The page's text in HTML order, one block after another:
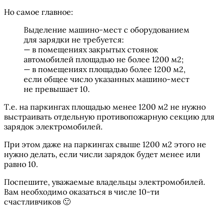
Но самое главное:
Выделение машино-мест с оборудованием
для зарядки не требуется:
— в помещениях закрытых стоянок
автомобилей площадью не более 1200 м2;
— в помещениях площадью более 1200 м2,
если общее число указанных машино-мест
не превышает 10.
Т.е. на паркингах площадью менее 1200 м2 не нужно
выстраивать отдельную противопожарную секцию для
зарядок электромобилей.
При этом даже на паркингах свыше 1200 м2 этого не
нужно делать, если числи зарядок будет менее или
равно 10.
Поспешите, уважаемые владельцы электромобилей.
Вам необходимо оказаться в числе 10-ти
счастливчиков 🙂